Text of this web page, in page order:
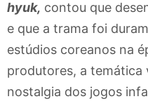
hyuk, contou que
e que a trama foi
estúdios coreanos na
produtores, a temática
nostalgia dos jogos